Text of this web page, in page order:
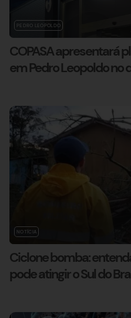
PEDRO LEOPOLDO
COPASA apresentará
em Pedro Leopoldo no
NOTÍCIA
Ciclone bomba:
pode atingir o Sul do